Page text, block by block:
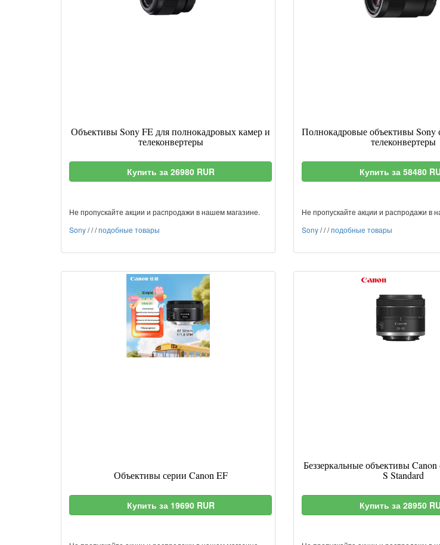
Объективы Sony FE для полнокадровых камер и
телеконвертеры
Купить за 26980 RUR
Не пропускайте акции и распродажи в нашем магазине.
Sony///подобные товары
Полнокадровые объективы Sony
телеконвертеры
Купить за 58480
Не пропускайте акции и распродажи в
Sony///подобные товары
Объективы серии Canon EF
Купить за 19690 RUR
Беззеркальные объективы
S Standard
Купить за 28950